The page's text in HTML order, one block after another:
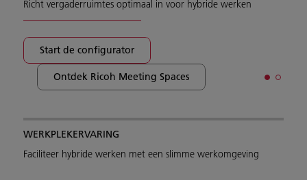
Richt vergaderruimtes optimaal in voor hybride werken
Start de configurator
Ontdek Ricoh Meeting Spaces
WERKPLEKERVARING
Faciliteer hybride werken met een slimme werkomgeving